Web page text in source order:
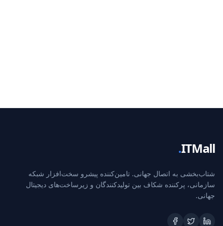
ITMall
.
شتاب‌بخشی به اتصال جهانی. تامین‌کننده پیشرو سخت‌افزار شبکه
سازمانی، پرکننده شکاف بین تولیدکنندگان و زیرساخت‌های دیجیتال
جهانی.